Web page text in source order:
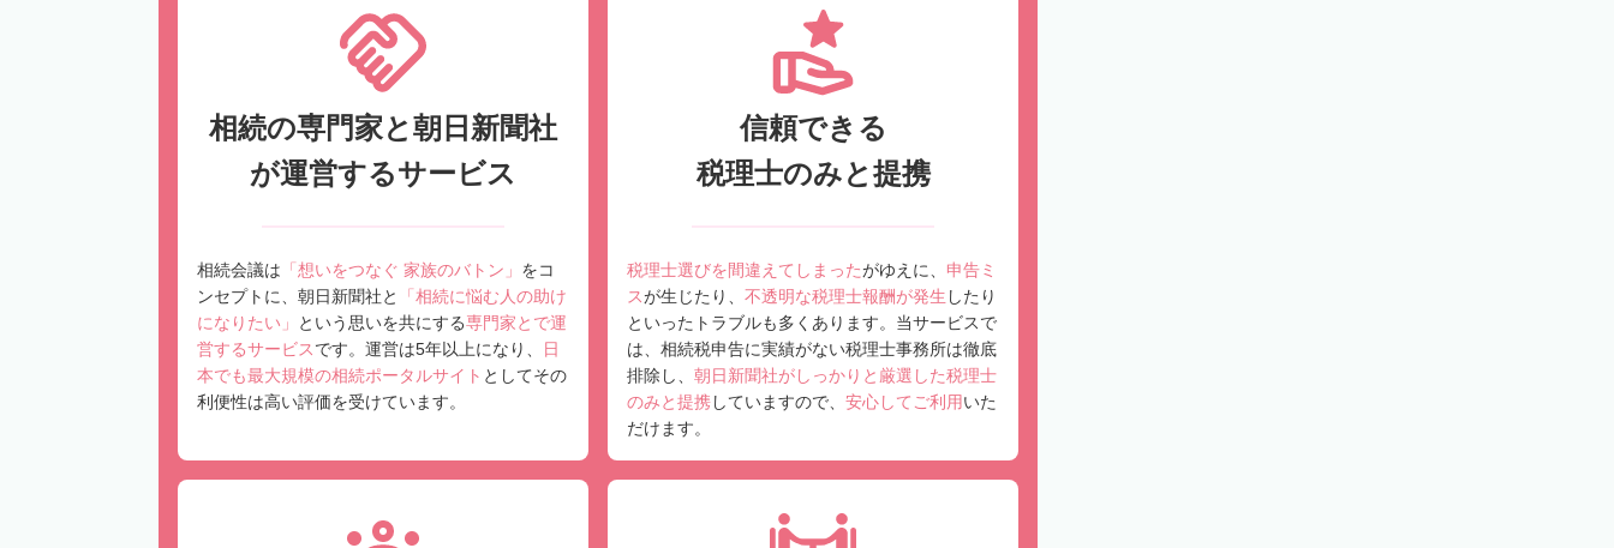
相続の専門家と朝日新聞社
が運営するサービス
相続会議は 「想いをつなぐ 家族のバトン」 をコ
ンセプトに、朝日新聞社と
「相続に悩む人の助け
になりたい」
という思いを共にする専門家とで運
営するサービスです。運営は5年以上になり、
日
本でも最大規模の相続ポータルサイト としてその
利便性は高い評価を受けています。
信頼できる
税理士のみと提携
税理士選びを間違えてしまったがゆえに、 申告ミ
スが生じたり、 不透明な税理士報酬が発生 したり
といったトラブルも多くあります。当サービスで
は、相続税申告に実績がない税理士事務所は徹底
排除し、 朝日新聞社がしっかりと厳選した税理士
のみと提携していますので、 安心してご利用いた
だけます。